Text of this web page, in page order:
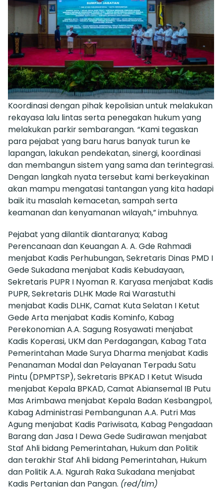
Koordinasi dengan pihak kepolisian untuk melakukan
rekayasa lalu lintas serta penegakan hukum yang
melakukan parkir sembarangan. “Kami tegaskan
para pejabat yang baru harus banyak turun ke
lapangan, lakukan pendekatan, sinergi, koordinasi
dan membangun sistem yang sama dan terintegrasi.
Dengan langkah nyata tersebut kami berkeyakinan
akan mampu mengatasi tantangan yang kita hadapi
baik itu masalah kemacetan, sampah serta
keamanan dan kenyamanan wilayah,” imbuhnya.
Pejabat yang dilantik diantaranya; Kabag
Perencanaan dan Keuangan A. A. Gde Rahmadi
menjabat Kadis Perhubungan, Sekretaris Dinas PMD I
Gede Sukadana menjabat Kadis Kebudayaan,
Sekretaris PUPR I Nyoman R. Karyasa menjabat Kadis
PUPR, Sekretaris DLHK Made Rai Warastuthi
menjabat Kadis DLHK, Camat Kuta Selatan I Ketut
Gede Arta menjabat Kadis Kominfo, Kabag
Perekonomian A.A. Sagung Rosyawati menjabat
Kadis Koperasi, UKM dan Perdagangan, Kabag Tata
Pemerintahan Made Surya Dharma menjabat Kadis
Penanaman Modal dan Pelayanan Terpadu Satu
Pintu (DPMPTSP), Sekretaris BPKAD I Ketut Wisuda
menjabat Kepala BPKAD, Camat Abiansemal IB Putu
Mas Arimbawa menjabat Kepala Badan Kesbangpol,
Kabag Administrasi Pembangunan A.A. Putri Mas
Agung menjabat Kadis Pariwisata, Kabag Pengadaan
Barang dan Jasa I Dewa Gede Sudirawan menjabat
Staf Ahli bidang Pemerintahan, Hukum dan Politik
dan terakhir Staf Ahli bidang Pemerintahan, Hukum
dan Politik A.A. Ngurah Raka Sukadana menjabat
Kadis Pertanian dan Pangan. (red/tim)